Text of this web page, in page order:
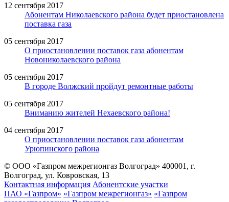
12 сентября 2017
Абонентам Николаевского района будет приостановлена
поставка газа
05 сентября 2017
О приостановлении поставок газа абонентам
Новониколаевского района
05 сентября 2017
В городе Волжский пройдут ремонтные работы
05 сентября 2017
Вниманию жителей Нехаевского района!
04 сентября 2017
О приостановлении поставок газа абонентам
Урюпинского района
© ООО «Газпром межрегионгаз Волгоград» 400001, г.
Волгоград, ул. Ковровская, 13
Контактная информация Абонентские участки
ПАО «Газпром» «Газпром межрегионгаз» «Газпром